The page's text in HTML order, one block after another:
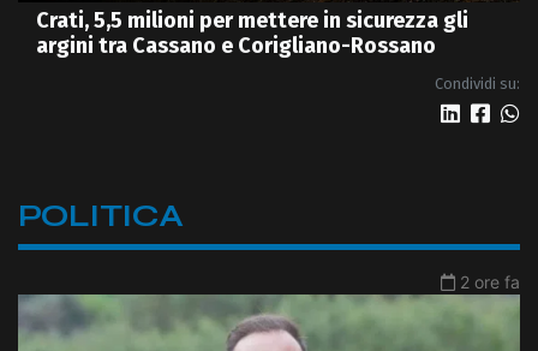
Crati, 5,5 milioni per mettere in sicurezza gli
argini tra Cassano e Corigliano-Rossano
Condividi su:
POLITICA
2 ore fa